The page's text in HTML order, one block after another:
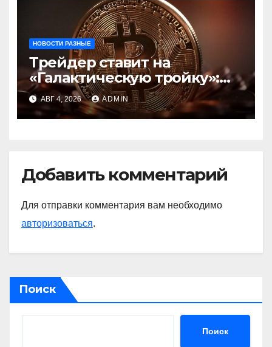
НОВОСТИ РАЗНЫЕ
Трейдер ставит на
«Галактическую тройку»:
Circle, Coinbase и ETH
АВГ 4, 2026 ADMIN
Добавить комментарий
Для отправки комментария вам необходимо
авторизоваться.
Поиск
Поиск